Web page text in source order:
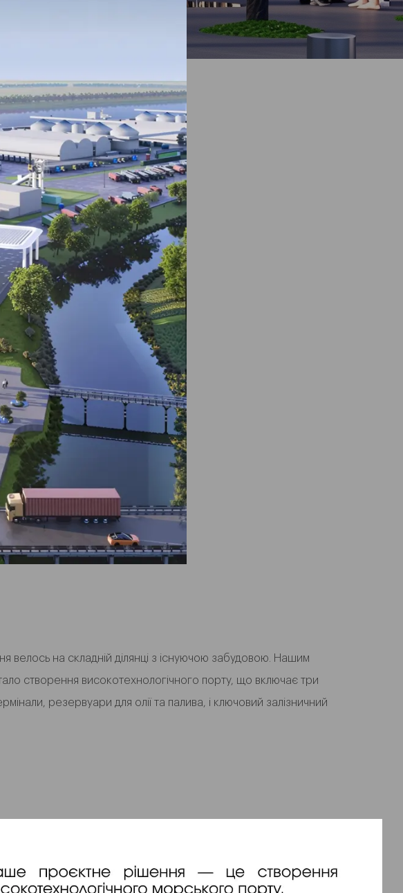
велось на складній ділянці з існуючою забудовою. Нашим
створення високотехнологічного порту, що включає три
резервуари для олії та палива, і ключовий залізничний